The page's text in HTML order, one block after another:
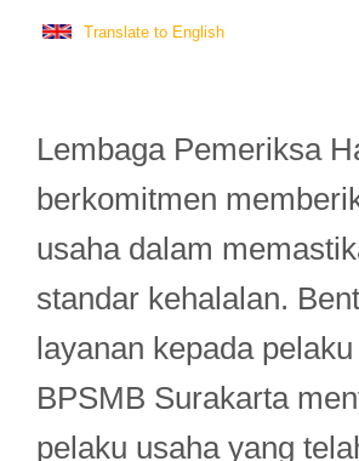
Translate to English
Lembaga Pemeriksa
berkomitmen
usaha dalam
standar kehalalan.
layanan kepada
BPSMB Surakarta
pelaku usaha yang